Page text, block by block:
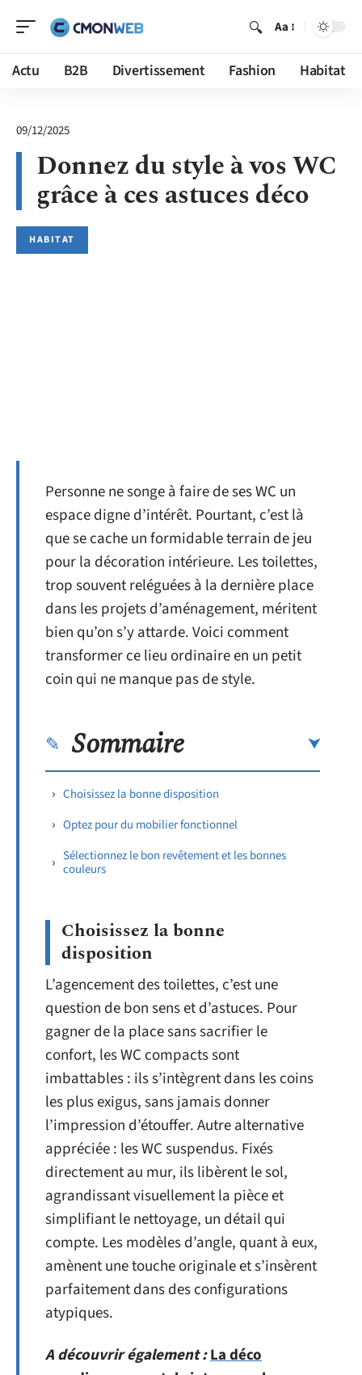
Aa
Actu B2B Divertissement Fashion Habitat
09/12/2025
Donnez du style à vos WC
grâce à ces astuces déco
HABITAT
Personne ne songe à faire de ses WC un
espace digne d’intérêt. Pourtant, c’est là
que se cache un formidable terrain de jeu
pour la décoration intérieure. Les toilettes,
trop souvent reléguées à la dernière place
dans les projets d’aménagement, méritent
bien qu’on s’y attarde. Voici comment
transformer ce lieu ordinaire en un petit
coin qui ne manque pas de style.
Sommaire
Choisissez la bonne disposition
Optez pour du mobilier fonctionnel
Sélectionnez le bon revêtement et les bonnes
couleurs
Choisissez la bonne
disposition
L’agencement des toilettes, c’est une
question de bon sens et d’astuces. Pour
gagner de la place sans sacrifier le
confort, les WC compacts sont
imbattables : ils s’intègrent dans les coins
les plus exigus, sans jamais donner
l’impression d’étouffer. Autre alternative
appréciée : les WC suspendus. Fixés
directement au mur, ils libèrent le sol,
agrandissant visuellement la pièce et
simplifiant le nettoyage, un détail qui
compte. Les modèles d’angle, quant à eux,
amènent une touche originale et s’insèrent
parfaitement dans des configurations
atypiques.
A découvrir également :La déco